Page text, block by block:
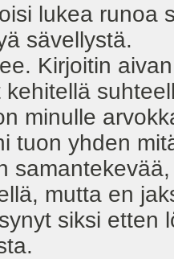
lukea runoa
sävellystä.
Kirjoitin
minulle
tuon yhden
mutta en
siksi etten